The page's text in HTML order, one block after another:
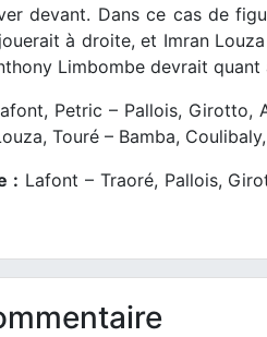
devant. Dans ce cas de
à droite, et Imran
Limbombe devrait
Petric – Pallois, Girotto,
Touré – Bamba,
: Lafont – Traoré, Pallois,